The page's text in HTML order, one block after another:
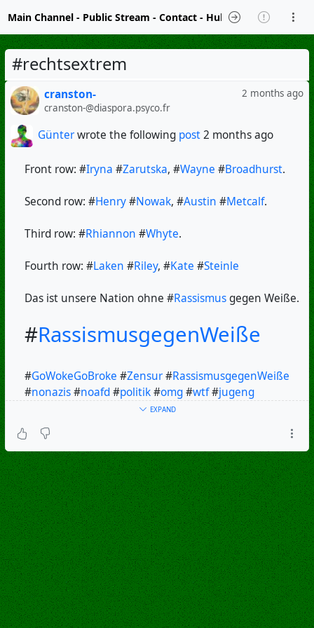
Main Channel- Public Stream - Contact- Hubzilla Hub Info
#rechtsextrem
2 months ago
cranston-
cranston-@diaspora.psyco.fr
Günterwrote the following post2 months ago
Front row: #Iryna #Zarutska, #Wayne #Broadhurst.
Second row: #Henry#Nowak, #Austin #Metcalf.
Third row: #Rhiannon #Whyte.
Fourth row: #Laken #Riley, #Kate #Steinle
Das ist unsere Nation ohne #Rassismusgegen Weiße.
#RassismusgegenWeiße
#GoWokeGoBroke #Zensur#RassismusgegenWeiße
#nonazis#noafd#politik#omg#wtf#jugeng
Rassismus#deutschland
problem
#
demokratie
#rechtsextrem#Verdachtsfall
#Bundesverfassungsgericht#wichtig#aktuell
EXPAND